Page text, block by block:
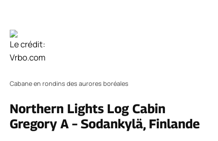
Le crédit:
Vrbo.com
Cabane en rondins des aurores boréales
Northern Lights Log Cabin
Gregory A – Sodankylä, Finlande